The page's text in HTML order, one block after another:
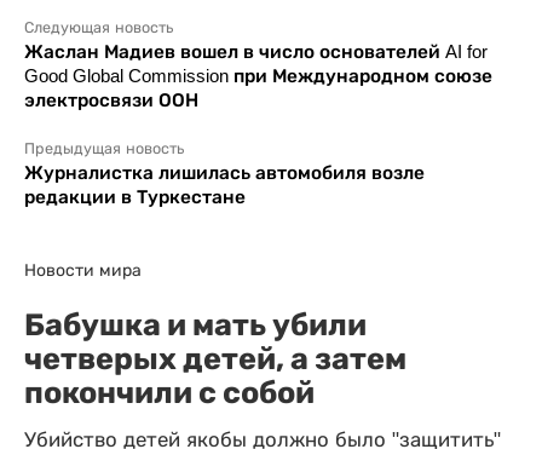
Следующая новость
Жаслан Мадиев вошел в число основателей AI for
Good Global Commission при Международном союзе
электросвязи ООН
Предыдущая новость
Журналистка лишилась автомобиля возле
редакции в Туркестане
Новости мира
Бабушка и мать убили
четверых детей, а затем
покончили с собой
Убийство детей якобы должно было "защитить"